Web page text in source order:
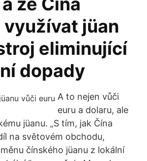
využívat jüan
eliminující
dopady
A to nejen vůči
euru a dolaru, ale
jüanu. „S tím, jak Čína
na světovém obchodu,
čínského jüanu z lokální